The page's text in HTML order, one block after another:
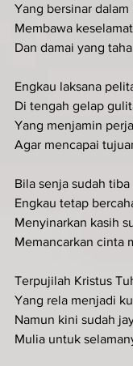
Yang bersinar dalam
Membawa
Dan damai yang
Engkau laksana
Di tengah gelap
Yang menjamin
Agar mencapai
Bila senja sudah tiba
Engkau tetap
Menyinarkan kasih
Memancarkan cinta
Terpujilah Kristus
Yang rela menjadi
Namun kini sudah
Mulia untuk